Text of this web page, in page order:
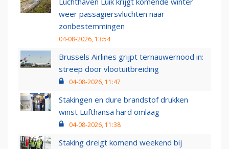
weer passagiersvluchten naar
zonbestemmingen
04-08-2026, 13:54
Brussels Airlines grijpt ternauwernood in:
streep door vlootuitbreiding
04-08-2026, 11:47
Stakingen en dure brandstof drukken
winst Lufthansa hard omlaag
04-08-2026, 11:38
Staking dreigt komend weekend bij